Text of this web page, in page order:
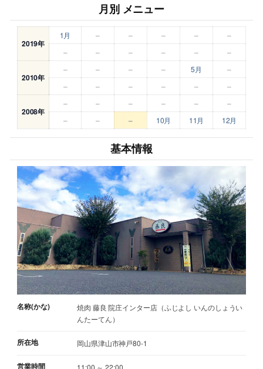
月別 メニュー
2019年
1月 – – – –
–
–
– – – – –
2010年
– – – – 5月
–
–
– – – – –
2008年
– – – – –
–
–
– – 10月 11月 12月
基本情報
名称(かな)
焼肉 藤良 院庄インター店（ふじよし いんのしょうい
んたーてん）
所在地 岡山県津山市神戸80-1
営業時間
11:00 ～ 22:00